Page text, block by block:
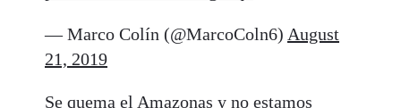
— Marco Colín (@MarcoColn6) August
21, 2019
Se quema el Amazonas y no estamos